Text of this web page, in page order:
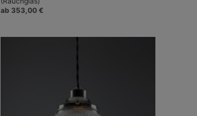
ab 353,00 €